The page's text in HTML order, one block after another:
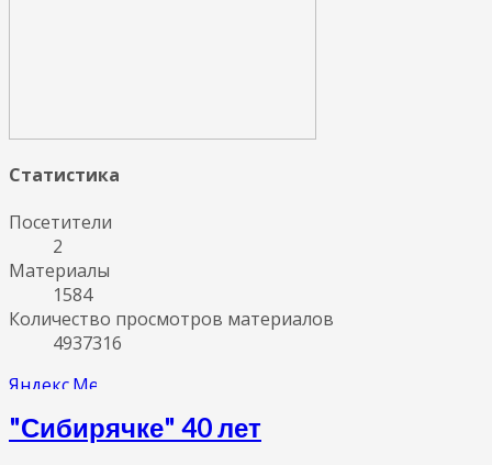
Статистика
Посетители
2
Материалы
1584
Количество просмотров материалов
4937316
"Сибирячке" 40 лет